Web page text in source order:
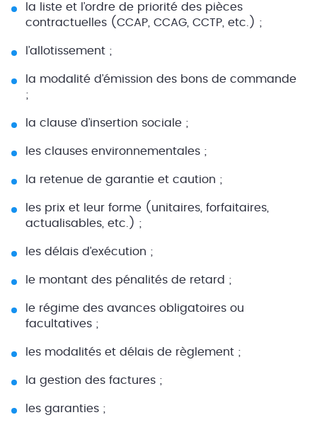
la liste et l’ordre de priorité des pièces
contractuelles (CCAP, CCAG, CCTP, etc.) ;
l’allotissement ;
la modalité d’émission des bons de commande
;
la clause d’insertion sociale ;
les clauses environnementales ;
la retenue de garantie et caution ;
les prix et leur forme (unitaires, forfaitaires,
actualisables, etc.) ;
les délais d’exécution ;
le montant des pénalités de retard ;
le régime des avances obligatoires ou
facultatives ;
les modalités et délais de règlement ;
la gestion des factures ;
les garanties ;